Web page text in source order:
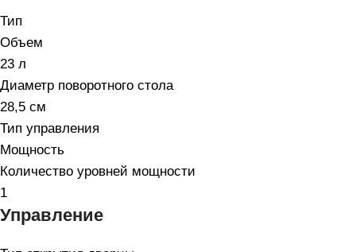
Тип
Объем
23 л
Диаметр поворотного стола
28,5 см
Тип управления
Мощность
Количество уровней мощности
1
Управление